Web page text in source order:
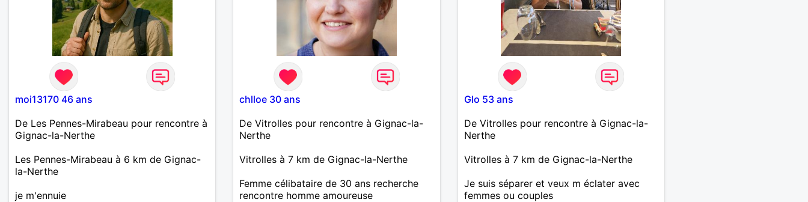
moi13170 46 ans
De Les Pennes-Mirabeau pour rencontre à
Gignac-la-Nerthe
Les Pennes-Mirabeau à 6 km de Gignac-
la-Nerthe
je m'ennuie
chlloe 30 ans
De Vitrolles pour rencontre à Gignac-la-
Nerthe
Vitrolles à 7 km de Gignac-la-Nerthe
Femme célibataire de 30 ans recherche
rencontre homme amoureuse
Glo 53 ans
De Vitrolles pour rencontre à Gignac-la-
Nerthe
Vitrolles à 7 km de Gignac-la-Nerthe
Je suis séparer et veux m éclater avec
femmes ou couples